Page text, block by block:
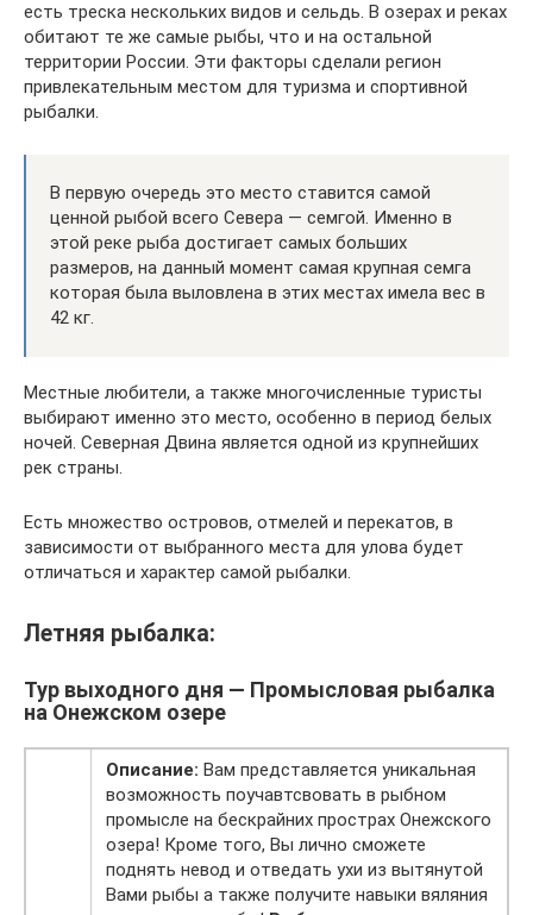
есть треска нескольких видов и сельдь. В озерах и реках
обитают те же самые рыбы, что и на остальной
территории России. Эти факторы сделали регион
привлекательным местом для туризма и спортивной
рыбалки.
В первую очередь это место ставится самой
ценной рыбой всего Севера — семгой. Именно в
этой реке рыба достигает самых больших
размеров, на данный момент самая крупная семга
которая была выловлена в этих местах имела вес в
42 кг.
Местные любители, а также многочисленные туристы
выбирают именно это место, особенно в период белых
ночей. Северная Двина является одной из крупнейших
рек страны.
Есть множество островов, отмелей и перекатов, в
зависимости от выбранного места для улова будет
отличаться и характер самой рыбалки.
Летняя рыбалка:
Тур выходного дня — Промысловая рыбалка
на Онежском озере
Описание: Вам представляется уникальная
возможность поучавтсвовать в рыбном
промысле на бескрайних прострах Онежского
озера! Кроме того, Вы лично сможете
поднять невод и отведать ухи из вытянутой
Вами рыбы а также получите навыки вяляния